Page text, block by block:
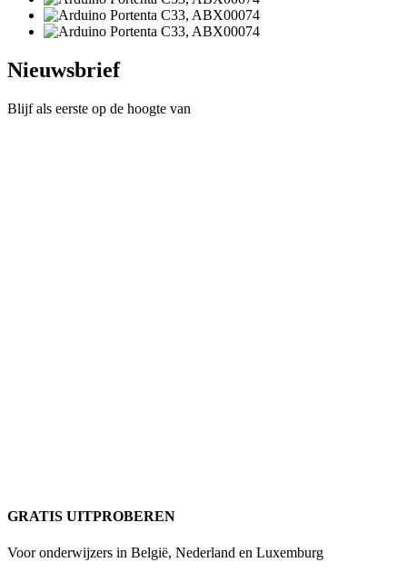
Nieuwsbrief
Blijf als eerste op de hoogte van
GRATIS UITPROBEREN
Voor onderwijzers in België, Nederland en Luxemburg